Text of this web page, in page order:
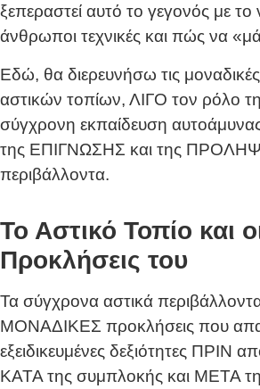
ξεπεραστεί αυτό το γεγονός με το
άνθρωποι τεχνικές και πώς να
Εδώ, θα διερευνήσω τις
αστικών τοπίων, ΛΙΓΟ τον ρόλο
σύγχρονη εκπαίδευση
της ΕΠΙΓΝΩΣΗΣ και της
περιβάλλοντα.
Το Αστικό Τοπίο και
Προκλήσεις του
Τα σύγχρονα αστικά
ΜΟΝΑΔΙΚΕΣ προκλήσεις που
εξειδικευμένες δεξιότητες ΠΡΙΝ
ΚΑΤΑ της συμπλοκής και ΜΕΤΑ